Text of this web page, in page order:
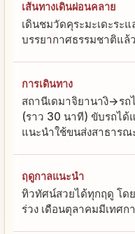
เส้นทางเดินผ่อนคลาย
เดินชมวัดคุระมะเดะระแ
บรรยากาศธรรมชาติแล้
การเดินทาง
สถานีเดมาจิยานางิ→รถ
(ราว 30 นาที) ขับรถได้
แนะนำใช้ขนส่งสาธารณ
ฤดูกาลแนะนำ
ทิวทัศน์สวยได้ทุกฤดู โด
ร่วง เดือนตุลาคมมีเทศ